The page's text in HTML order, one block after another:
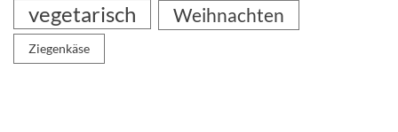
vegetarisch Weihnachten
Ziegenkäse